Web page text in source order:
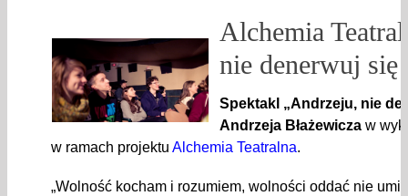
Alchemia
nie denerwuj
Spektakl „Andrzeju, nie
Andrzeja Błażewicza w
w ramach projektu Alchemia Teatralna.
„Wolność kocham i rozumiem, wolności oddać nie